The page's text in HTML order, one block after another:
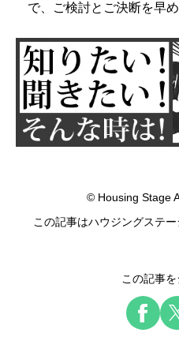
で、ご検討とご決断を早
© Housing Stage
この記事はハウジングステ
この記事